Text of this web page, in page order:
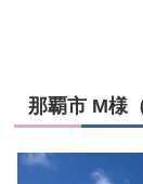
那覇市 M様